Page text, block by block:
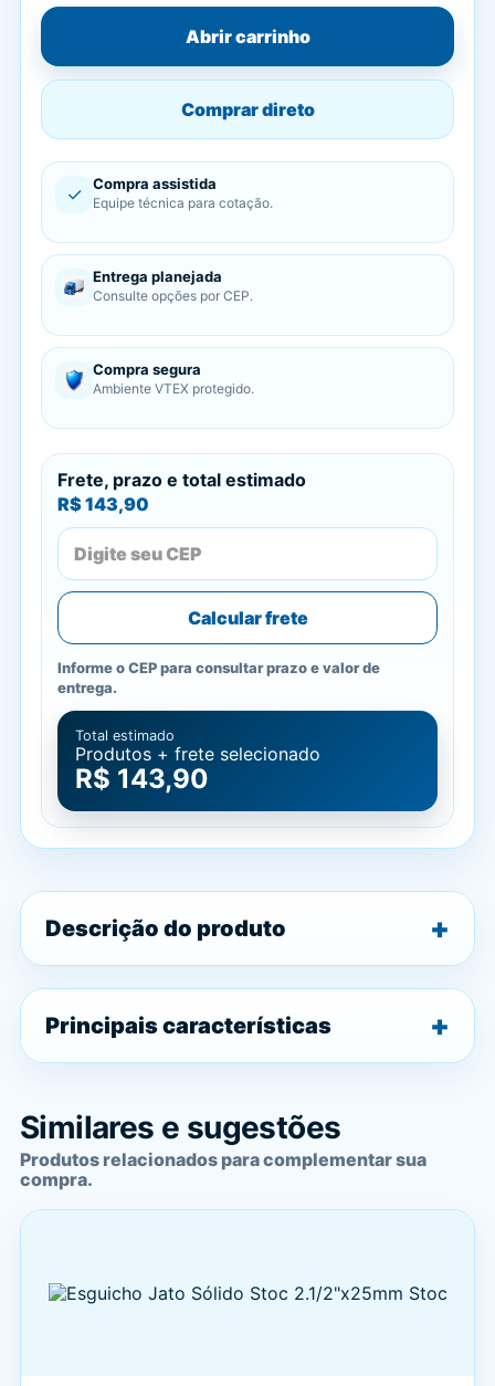
Abrir carrinho
Comprar direto
✓ Compra assistida
Equipe técnica para cotação.
Entrega planejada
Consulte opções por CEP.
Compra segura
Ambiente VTEX protegido.
Frete, prazo e total estimado
R$ 143,90
Calcular frete
Informe o CEP para consultar prazo e valor de
entrega.
Total estimado
Produtos + frete selecionado
R$ 143,90
Descrição do produto
Principais características
Similares e sugestões
Produtos relacionados para complementar sua
compra.